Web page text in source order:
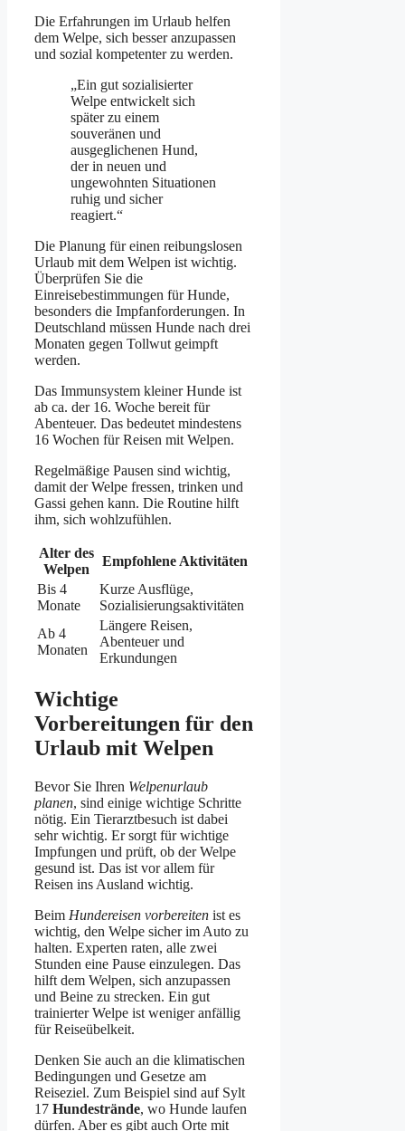
Die Erfahrungen im Urlaub helfen
dem Welpe, sich besser anzupassen
und sozial kompetenter zu werden.
„Ein gut sozialisierter
Welpe entwickelt sich
später zu einem
souveränen und
ausgeglichenen Hund,
der in neuen und
ungewohnten Situationen
ruhig und sicher
reagiert.“
Die Planung für einen reibungslosen
Urlaub mit dem Welpen ist wichtig.
Überprüfen Sie die
Einreisebestimmungen für Hunde,
besonders die Impfanforderungen. In
Deutschland müssen Hunde nach drei
Monaten gegen Tollwut geimpft
werden.
Das Immunsystem kleiner Hunde ist
ab ca. der 16. Woche bereit für
Abenteuer. Das bedeutet mindestens
16 Wochen für Reisen mit Welpen.
Regelmäßige Pausen sind wichtig,
damit der Welpe fressen, trinken und
Gassi gehen kann. Die Routine hilft
ihm, sich wohlzufühlen.
Alter des
Welpen
Empfohlene Aktivitäten
Bis 4
Monate
Kurze Ausflüge,
Sozialisierungsaktivitäten
Ab 4
Monaten
Längere Reisen,
Abenteuer und
Erkundungen
Wichtige
Vorbereitungen für den
Urlaub mit Welpen
Bevor Sie Ihren Welpenurlaub
planen, sind einige wichtige Schritte
nötig. Ein Tierarztbesuch ist dabei
sehr wichtig. Er sorgt für wichtige
Impfungen und prüft, ob der Welpe
gesund ist. Das ist vor allem für
Reisen ins Ausland wichtig.
Beim Hundereisen vorbereiten ist es
wichtig, den Welpe sicher im Auto zu
halten. Experten raten, alle zwei
Stunden eine Pause einzulegen. Das
hilft dem Welpen, sich anzupassen
und Beine zu strecken. Ein gut
trainierter Welpe ist weniger anfällig
für Reiseübelkeit.
Denken Sie auch an die klimatischen
Bedingungen und Gesetze am
Reiseziel. Zum Beispiel sind auf Sylt
17 Hundestrände, wo Hunde laufen
dürfen. Aber es gibt auch Orte mit